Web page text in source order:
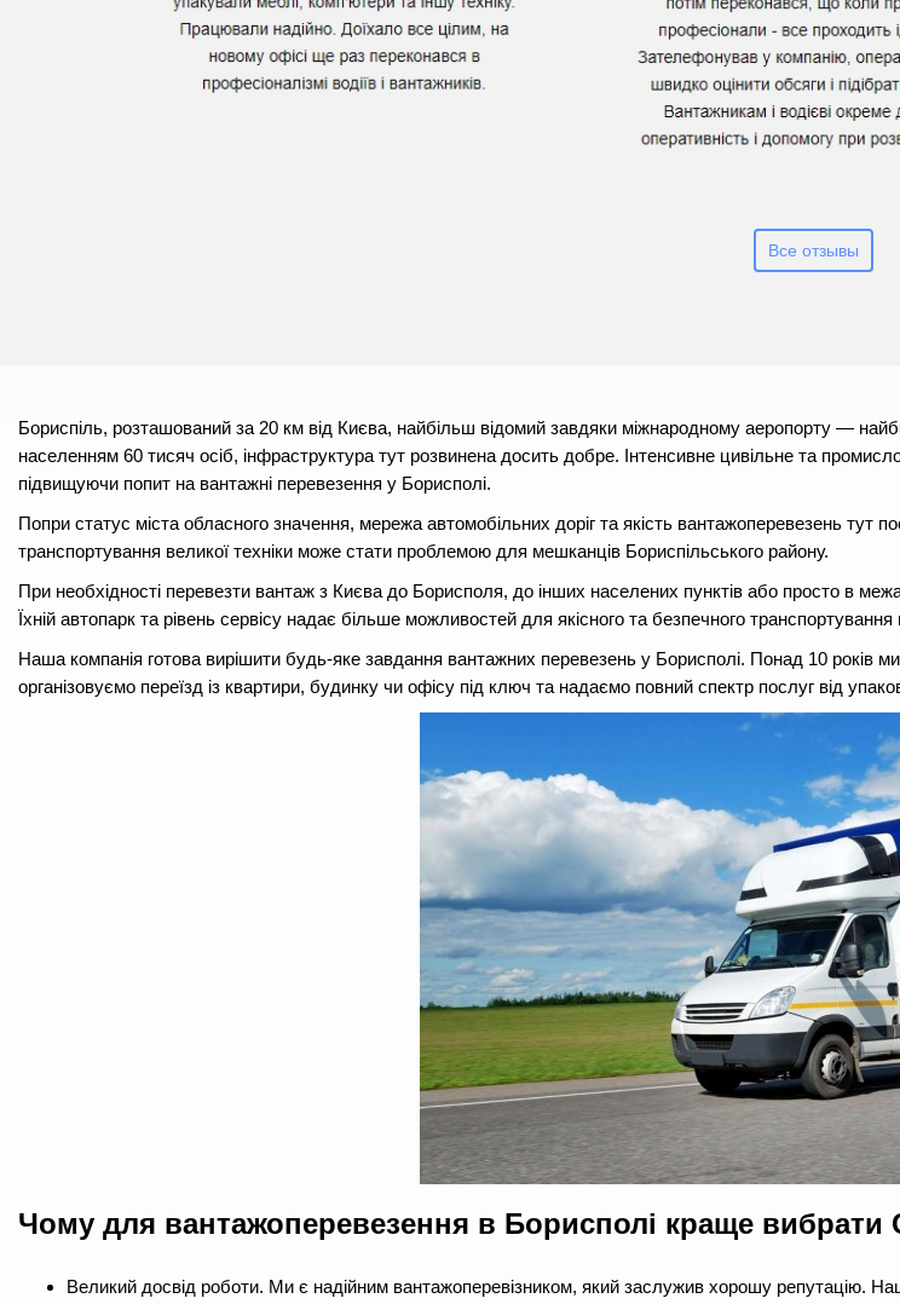
Все отзывы
Бориспіль, розташований за 20 км від Києва, найбільш відомий завдяки міжнародному аеропорту —
населенням 60 тисяч осіб, інфраструктура тут розвинена досить добре. Інтенсивне цивільне та
підвищуючи попит на вантажні перевезення у Борисполі.
Попри статус міста обласного значення, мережа автомобільних доріг та якість вантажоперевезень тут
транспортування великої техніки може стати проблемою для мешканців Бориспільського району.
При необхідності перевезти вантаж з Києва до Борисполя, до інших населених пунктів або просто в
Їхній автопарк та рівень сервісу надає більше можливостей для якісного та безпечного
Наша компанія готова вирішити будь-яке завдання вантажних перевезень у Борисполі. Понад 10 років
організовуємо переїзд із квартири, будинку чи офісу під ключ та надаємо повний спектр послуг від
Чому для вантажоперевезення в Борисполі краще вибрати
Великий досвід роботи. Ми є надійним вантажоперевізником, який заслужив хорошу репутацію.